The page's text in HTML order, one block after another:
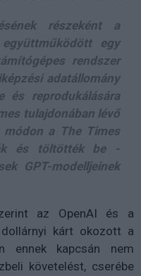
részeként a
egy
rendszer
adatállomány
és reprodukálására
tulajdonában lévő
a The Times
és töltötték be -
GPT-modelljeinek
az OpenAI és a
kárt okozott a
ennek kapcsán nem
követelést, cserébe